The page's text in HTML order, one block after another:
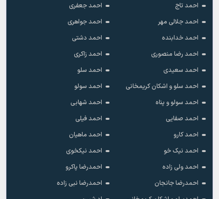
احمد تاج
احمد جعفری
احمد جلالی مهر
احمد جواهری
احمد خدابنده
احمد دشتی
احمد رضا منصوری
احمد زاکری
احمد سعیدی
احمد سلو
احمد سلو و اشکان کریمخانی
احمد سولو
احمد سولو و پناه
احمد شهابی
احمد صفایی
احمد فیلی
احمد کارو
احمد ماهیان
احمد نیک خو
احمد نیکخوی
احمد ولی زاده
احمدرضا پاکرو
احمدرضا جانجان
احمدرضا نبی زاده